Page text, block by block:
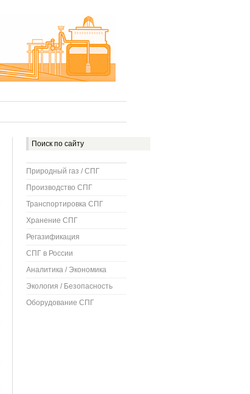
Природный газ / СПГ
Производство СПГ
Транспортировка СПГ
Хранение СПГ
Регазификация
СПГ в России
Аналитика / Экономика
Экология / Безопасность
Оборудование СПГ